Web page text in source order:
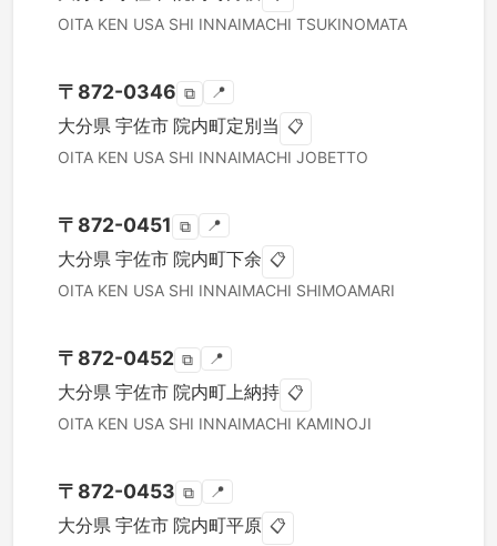
OITA KEN USA SHI INNAIMACHI TSUKINOMATA
〒 872-0346 ⧉ 📍
大分県 宇佐市 院内町定別当 📋
OITA KEN USA SHI INNAIMACHI JOBETTO
〒 872-0451 ⧉ 📍
大分県 宇佐市 院内町下余 📋
OITA KEN USA SHI INNAIMACHI SHIMOAMARI
〒 872-0452 ⧉ 📍
大分県 宇佐市 院内町上納持 📋
OITA KEN USA SHI INNAIMACHI KAMINOJI
〒 872-0453 ⧉ 📍
大分県 宇佐市 院内町平原 📋